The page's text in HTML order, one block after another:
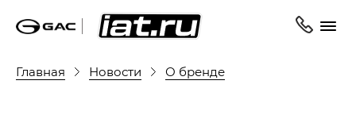
Главная Новости О бренде